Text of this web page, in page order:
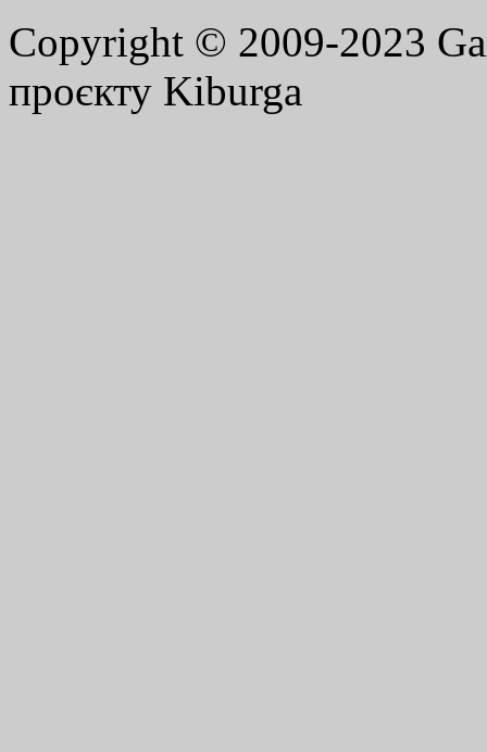
Copyright © 2009-2023
проєкту Kiburga